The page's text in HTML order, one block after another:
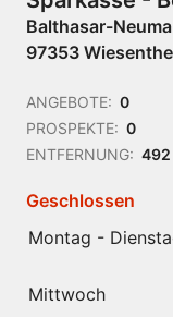
Balthasar-
97353
ANGEBOTE: 0
PROSPEKTE: 0
ENTFERNUNG: 492
Geschlossen
Montag -
Mittwoch